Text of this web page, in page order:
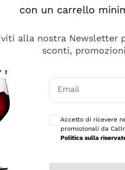
con un carrello
alla nostra Newsletter
sconti,
Email
Accetto di ricevere
promozionali da
Politica sulla